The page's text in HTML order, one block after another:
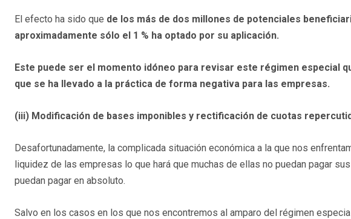
El efecto ha sido que de los más de dos millones de potenciales
aproximadamente sólo el 1 % ha optado por su aplicación.
Este puede ser el momento idóneo para revisar este régimen especial
que se ha llevado a la práctica de forma negativa para las empresas.
(iii) Modificación de bases imponibles y rectificación de cuotas
Desafortunadamente, la complicada situación económica a la que nos
liquidez de las empresas lo que hará que muchas de ellas no puedan pagar
puedan pagar en absoluto.
Salvo en los casos en los que nos encontremos al amparo del régimen